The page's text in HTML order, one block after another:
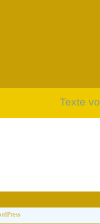
Texte